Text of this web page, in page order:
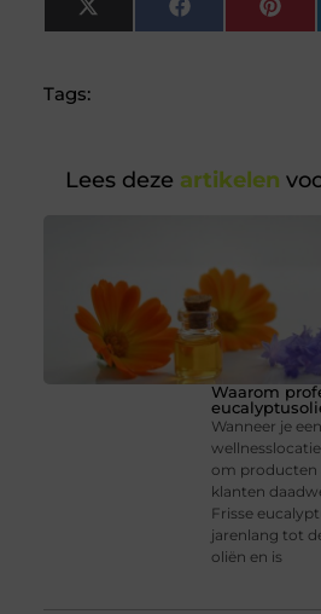
X
(Twitter)
Facebook
Tags:
Lees deze artikelen
Waarom
Wanneer je
om producten
klanten
Frisse
jarenlang tot
oliën en is